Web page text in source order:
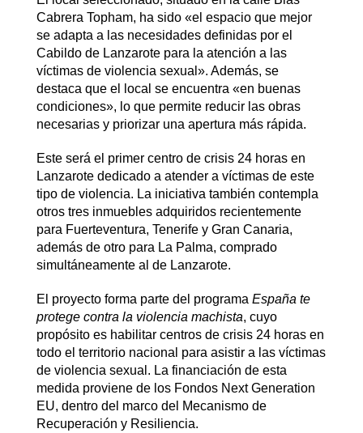
Cabrera Topham, ha sido «el espacio que mejor
se adapta a las necesidades definidas por el
Cabildo de Lanzarote para la atención a las
víctimas de violencia sexual». Además, se
destaca que el local se encuentra «en buenas
condiciones», lo que permite reducir las obras
necesarias y priorizar una apertura más rápida.
Este será el primer centro de crisis 24 horas en
Lanzarote dedicado a atender a víctimas de este
tipo de violencia. La iniciativa también contempla
otros tres inmuebles adquiridos recientemente
para Fuerteventura, Tenerife y Gran Canaria,
además de otro para La Palma, comprado
simultáneamente al de Lanzarote.
El proyecto forma parte del programa España te
protege contra la violencia machista, cuyo
propósito es habilitar centros de crisis 24 horas en
todo el territorio nacional para asistir a las víctimas
de violencia sexual. La financiación de esta
medida proviene de los Fondos Next Generation
EU, dentro del marco del Mecanismo de
Recuperación y Resiliencia.